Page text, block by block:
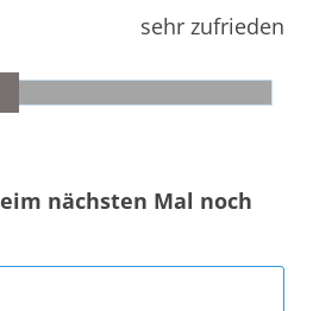
sehr zufrieden
nächsten Mal noch